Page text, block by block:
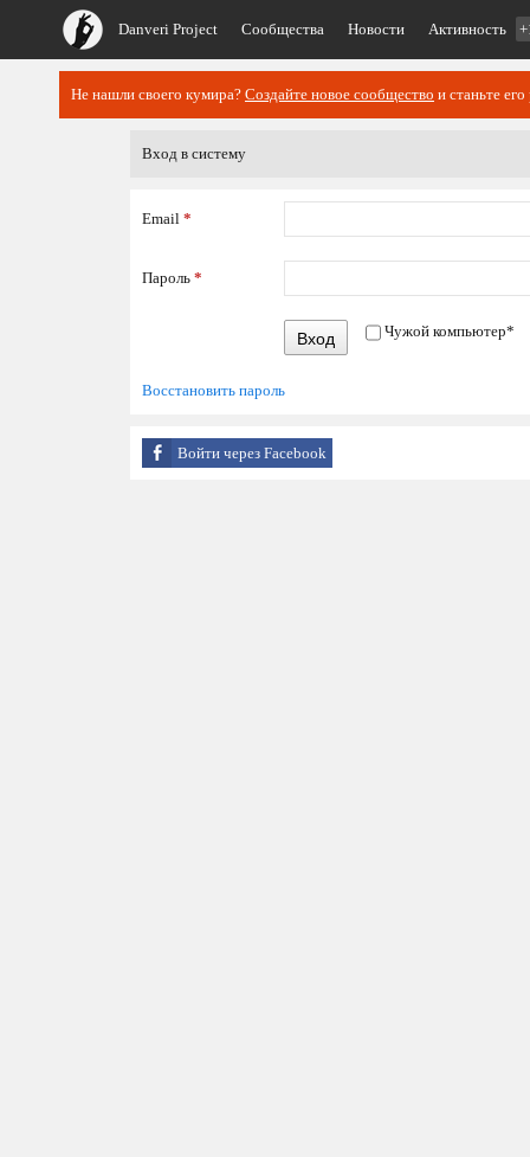
Danveri Project Сообщества Новости Активность
Не нашли своего кумира? Создайте новое сообщество и станьте
Вход в систему
Email *
Пароль *
Вход Чужой компьютер*
Восстановить пароль
Войти через Facebook